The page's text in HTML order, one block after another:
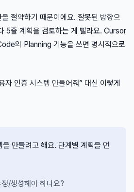
절약하기 때문이에요. 잘못된 방향으
5줄 계획을 검토하는 게 빨라요. Cursor
의 Planning 기능을 쓰면 명시적으로
자 인증 시스템 만들어줘” 대신 이렇게
만들려고 해요. 단계별 계획을 먼
/생성해야 하나요?